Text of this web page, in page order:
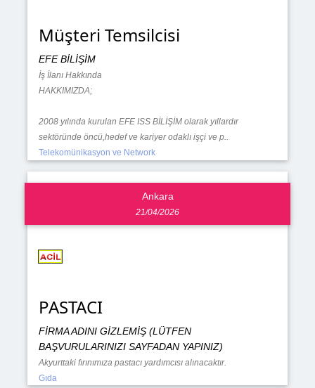
Müşteri Temsilcisi
EFE BİLİŞİM
İş İlanı Hakkında
HAKKIMIZDA;
2008 yılında kurulan EFE ISS BİLİŞİM olarak yıllardır
sektöründe öncü,hedef ve kariyer odaklı işçi ve p..
Telekomünikasyon ve Network
Ankara
21/04/2026
PASTACI
FİRMA ADINI GİZLEMİŞ (LÜTFEN
BAŞVURULARINIZI SAYFADAN YAPINIZ)
Akyurttaki fırınımıza pastacı yardımcısı alınacaktır.
Gıda